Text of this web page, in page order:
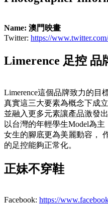
Name: 澳門映畫
Twitter: https://
Limerence 足控 品
Limerence這個品牌致力的目
真實這三大要素為概念下成
並融入更多元素讓產品激發
以台灣的年輕學生Model為
女生的腳底更為美麗動容，
的足控能夠正常化。
正妹不穿鞋
Facebook: https://